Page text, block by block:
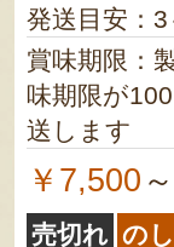
発送目安：3
賞味期限：製
味期限が
送します
￥7,500 ～
売切れ の